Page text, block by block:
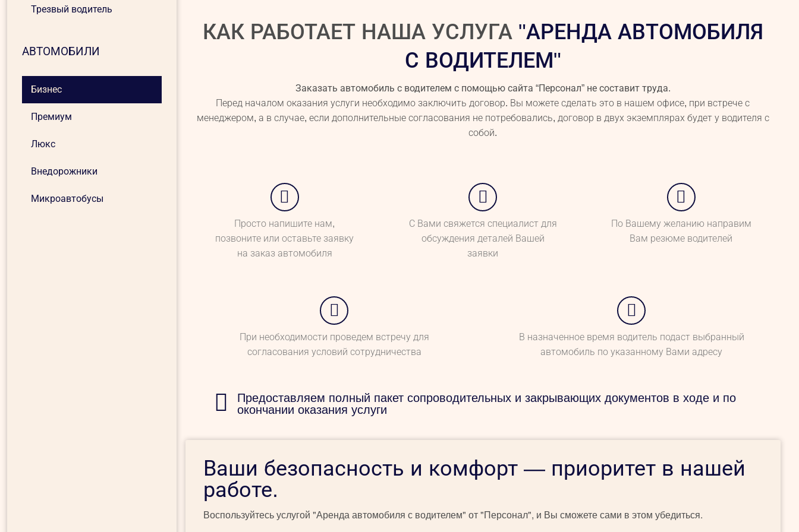
Трезвый водитель
АВТОМОБИЛИ
Бизнес
Премиум
Люкс
Внедорожники
Микроавтобусы
КАК РАБОТАЕТ НАША УСЛУГА "АРЕНДА АВТОМОБИЛЯ
С ВОДИТЕЛЕМ"
Заказать автомобиль с водителем с помощью сайта “Персонал” не составит труда.
Перед началом оказания услуги необходимо заключить договор. Вы можете сделать это в нашем офисе, при встрече с
менеджером, а в случае, если дополнительные согласования не потребовались, договор в двух экземплярах будет у водителя с
собой.
Просто напишите нам,
позвоните или оставьте заявку
на заказ автомобиля
С Вами свяжется специалист для
обсуждения деталей Вашей
заявки
По Вашему желанию направим
Вам резюме водителей
При необходимости проведем встречу для
согласования условий сотрудничества
В назначенное время водитель подаст выбранный
автомобиль по указанному Вами адресу
Предоставляем полный пакет сопроводительных и закрывающих документов в ходе и по
окончании оказания услуги
Ваши безопасность и комфорт — приоритет в нашей
работе.
Воспользуйтесь услугой "Аренда автомобиля с водителем" от "Персонал", и Вы сможете сами в этом убедиться.